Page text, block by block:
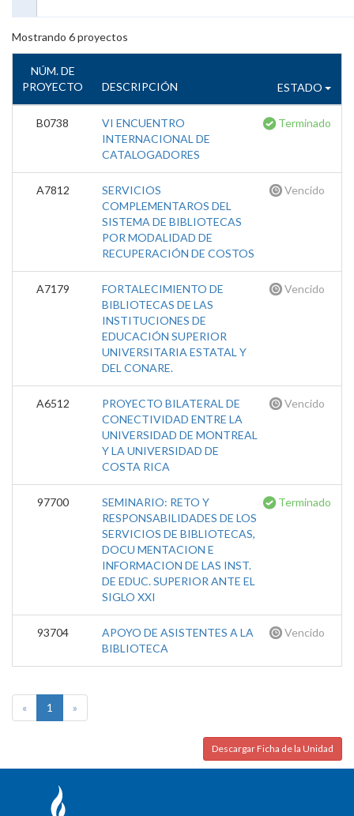
Mostrando 6proyectos
NÚM. DE
PROYECTO
DESCRIPCIÓN ESTADO
B0738
VI ENCUENTRO
INTERNACIONAL DE
CATALOGADORES
Terminado
A7812
SERVICIOS
COMPLEMENTAROS DEL
SISTEMA DE BIBLIOTECAS
POR MODALIDAD DE
RECUPERACIÓN DE COSTOS
Vencido
A7179
FORTALECIMIENTO DE
BIBLIOTECAS DE LAS
INSTITUCIONES DE
EDUCACIÓN SUPERIOR
UNIVERSITARIA ESTATAL Y
DEL CONARE.
Vencido
A6512
PROYECTO BILATERAL DE
CONECTIVIDAD ENTRE LA
UNIVERSIDAD DE MONTREAL
Y LA UNIVERSIDAD DE
COSTA RICA
Vencido
97700
SEMINARIO: RETO Y
RESPONSABILIDADES DE LOS
SERVICIOS DE BIBLIOTECAS,
DOCU MENTACION E
INFORMACION DE LAS INST.
DE EDUC. SUPERIOR ANTE EL
SIGLO XXI
Terminado
93704
APOYO DE ASISTENTES A LA
BIBLIOTECA
Vencido
« 1 »
Descargar Ficha de la Unidad